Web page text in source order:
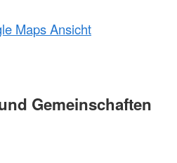
Maps Ansicht
Gemeinschaften